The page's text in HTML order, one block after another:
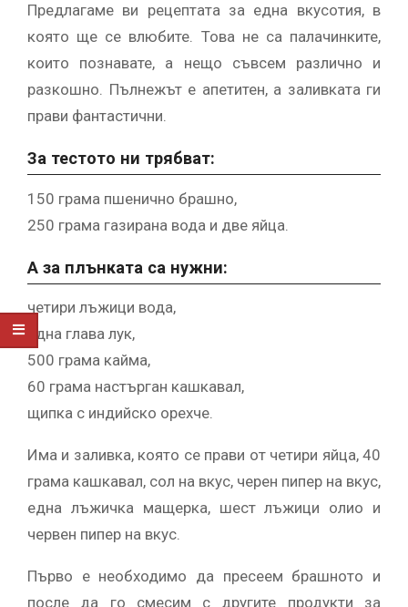
Предлагаме ви рецептата за една вкусотия, в
която ще се влюбите. Това не са палачинките,
които познавате, а нещо съвсем различно и
разкошно. Пълнежът е апетитен, а заливката ги
прави фантастични.
За тестото ни трябват:
150 грама пшенично брашно,
250 грама газирана вода и две яйца.
А за плънката са нужни:
четири лъжици вода,
една глава лук,
500 грама кайма,
60 грама настърган кашкавал,
щипка с индийско орехче.
Има и заливка, която се прави от четири яйца, 40
грама кашкавал, сол на вкус, черен пипер на вкус,
една лъжичка мащерка, шест лъжици олио и
червен пипер на вкус.
Първо е необходимо да пресеем брашното и
после да го смесим с другите продукти за